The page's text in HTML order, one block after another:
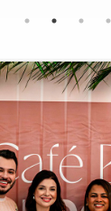
e fundador da
fortalecer
as
Secretária
Econômico, Edna
mais uma
Costa para
e incentivar o